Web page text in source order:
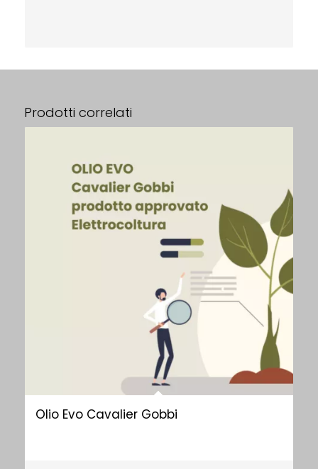
Prodotti correlati
Olio Evo Cavalier Gobbi